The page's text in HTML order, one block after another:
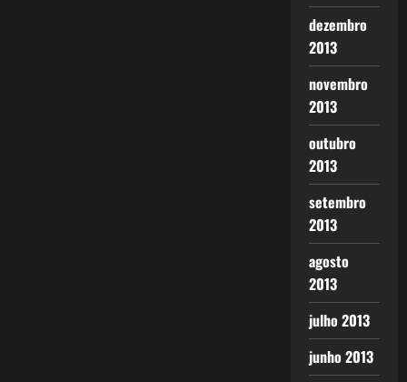
dezembro
2013
novembro
2013
outubro
2013
setembro
2013
agosto
2013
julho 2013
junho 2013